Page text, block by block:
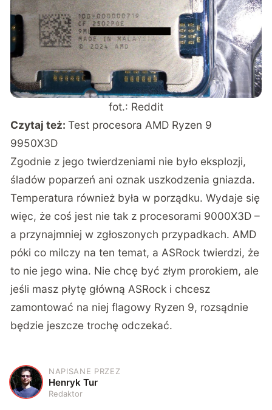
fot.: Reddit
Czytaj też:Test procesora AMD Ryzen 9
9950X3D
Zgodnie z jego twierdzeniami nie było eksplozji,
śladów poparzeń ani oznak uszkodzenia gniazda.
Temperatura również była w porządku. Wydaje się
więc, że coś jest nie tak z procesorami 9000X3D –
a przynajmniej w zgłoszonych przypadkach. AMD
póki co milczy na ten temat, a ASRock twierdzi, że
to nie jego wina. Nie chcę być złym prorokiem, ale
jeśli masz płytę główną ASRock i chcesz
zamontować na niej flagowy Ryzen 9, rozsądnie
będzie jeszcze trochę odczekać.
H
NAPISANE PRZEZ
Henryk Tur
Redaktor